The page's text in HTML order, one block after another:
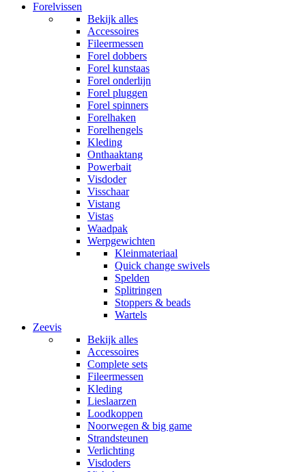
Forelvissen
Bekijk alles
Accessoires
Fileermessen
Forel dobbers
Forel kunstaas
Forel onderlijn
Forel pluggen
Forel spinners
Forelhaken
Forelhengels
Kleding
Onthaaktang
Powerbait
Visdoder
Visschaar
Vistang
Vistas
Waadpak
Werpgewichten
Kleinmateriaal
Quick change swivels
Spelden
Splitringen
Stoppers & beads
Wartels
Zeevis
Bekijk alles
Accessoires
Complete sets
Fileermessen
Kleding
Lieslaarzen
Loodkoppen
Noorwegen & big game
Strandsteunen
Verlichting
Visdoders